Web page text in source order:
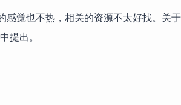
觉也不热，相关的资源不太好找。关
提出。